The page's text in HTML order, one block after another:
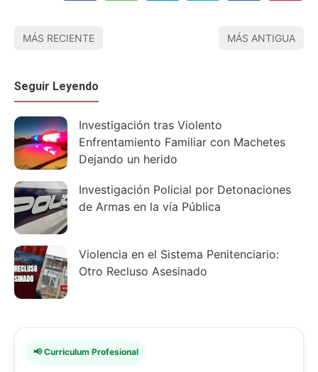
MÁS RECIENTE MÁS ANTIGUA
Seguir Leyendo
Investigación tras Violento
Enfrentamiento Familiar con Machetes
Dejando un herido
Investigación Policial por Detonaciones
de Armas en la vía Pública
Violencia en el Sistema Penitenciario:
Otro Recluso Asesinado
📢 Curriculum Profesional